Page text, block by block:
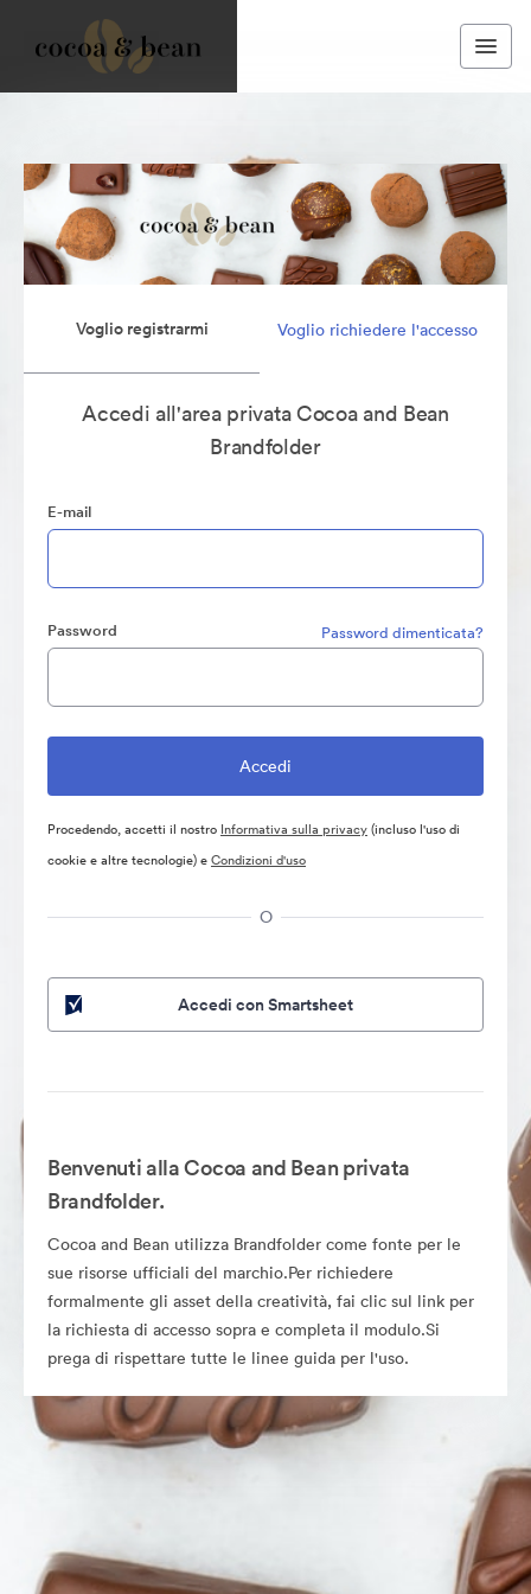
Voglio registrarmi Voglio richiedere l'accesso
Accedi all'area privata Cocoa and Bean
Brandfolder
E-mail
Password Password dimenticata?
Procedendo, accetti il nostro Informativa sulla privacy(incluso l'uso di
cookie e altre tecnologie) eCondizioni d'uso
O
Accedi con Smartsheet
Benvenuti alla Cocoa and Bean privata
Brandfolder.
Cocoa and Bean utilizza Brandfolder come fonte per le
sue risorse ufficiali del marchio.Per richiedere
formalmente gli asset della creatività, fai clic sul link per
la richiesta di accesso sopra e completa il modulo.Si
prega di rispettare tutte le linee guida per l'uso.